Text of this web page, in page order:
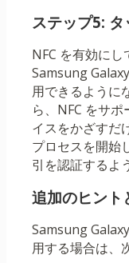
ステップ5: タ
NFC を有効にし
Samsung
用できるように
ら、NFC をサ
イスをかざすだ
プロセスを開始
引を認証するよ
追加のヒント
Samsung
用する場合は、